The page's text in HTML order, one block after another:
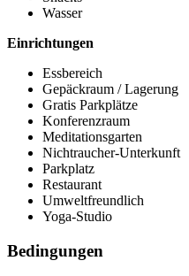
Wasser
Einrichtungen
Essbereich
Gepäckraum / Lagerung
Gratis Parkplätze
Konferenzraum
Meditationsgarten
Nichtraucher-Unterkunft
Parkplatz
Restaurant
Umweltfreundlich
Yoga-Studio
Bedingungen